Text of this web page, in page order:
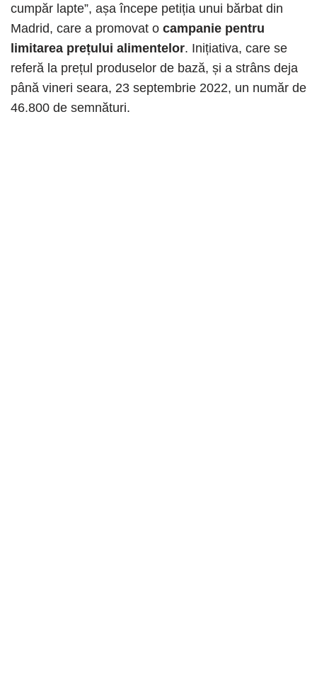
cumpăr lapte”, așa începe petiția unui bărbat din
Madrid, care a promovat o campanie pentru
limitarea prețului alimentelor. Inițiativa, care se
referă la prețul produselor de bază, și a strâns deja
până vineri seara, 23 septembrie 2022, un număr de
46.800 de semnături.